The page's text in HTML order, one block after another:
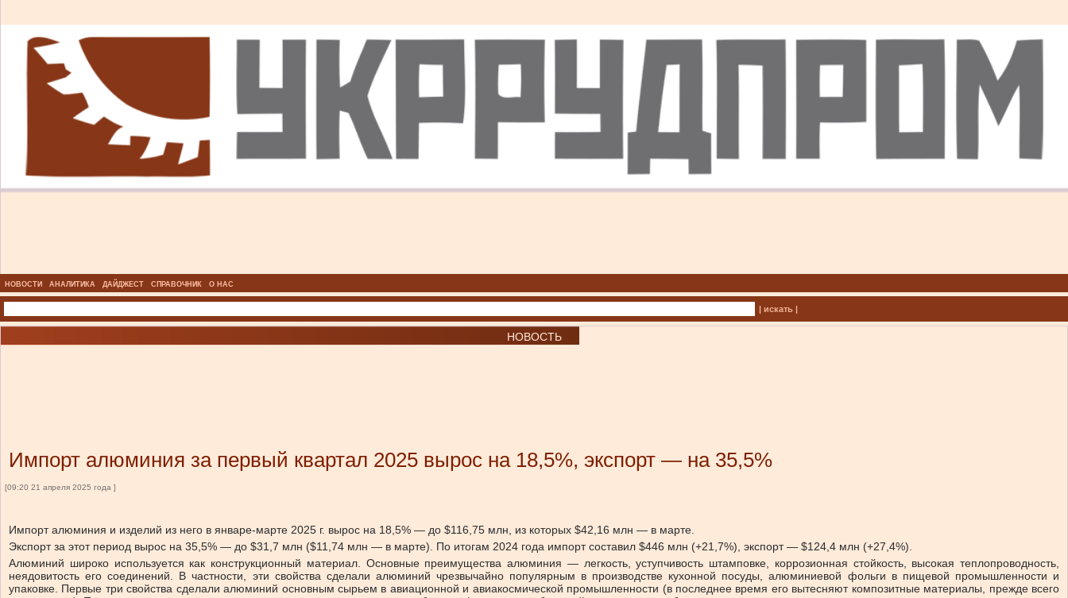
НОВОСТИ АНАЛИТИКА ДАЙДЖЕСТ СПРАВОЧНИК О НАС
| искать |
НОВОСТЬ
Импорт алюминия за первый квартал 2025 вырос на 18,5%, экспорт — на 35,5%
[09:20 21 апреля 2025 года ]
Импорт алюминия и изделий из него в январе-марте 2025 г. вырос на 18,5% — до $116,75 млн, из которых $42,16 млн — в марте.
Экспорт за этот период вырос на 35,5% — до $31,7 млн ​​($11,74 млн — в марте). По итогам 2024 года импорт составил $446 млн (+21,7%), экспорт — $124,4 млн (+27,4%).
Алюминий широко используется как конструкционный материал. Основные преимущества алюминия — легкость, уступчивость штамповке, коррозионная стойкость, высокая теплопроводность,
неядовитость его соединений. В частности, эти свойства сделали алюминий чрезвычайно популярным в производстве кухонной посуды, алюминиевой фольги в пищевой промышленности и
упаковке. Первые три свойства сделали алюминий основным сырьем в авиационной и авиакосмической промышленности (в последнее время его вытесняют композитные материалы, прежде всего